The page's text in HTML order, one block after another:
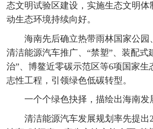
态文明试验区建设，实施生态文明体
动生态环境持续向好。
海南先后确立热带雨林国家公园
清洁能源汽车推广、“禁塑”、装配式
治”、博鳌近零碳示范区等6项国家生
志性工程，引领绿色低碳转型。
一个个绿色抉择，描绘出海南发
清洁能源汽车发展规划率先提出